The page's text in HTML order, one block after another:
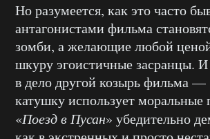
Но разумеется, как это часто
антагонистами фильма
зомби, а желающие любой
шкуру эгоистичные засранцы. И
в дело другой козырь фильма
катушку использует моральные
«Поезд в Пусан» убедительно